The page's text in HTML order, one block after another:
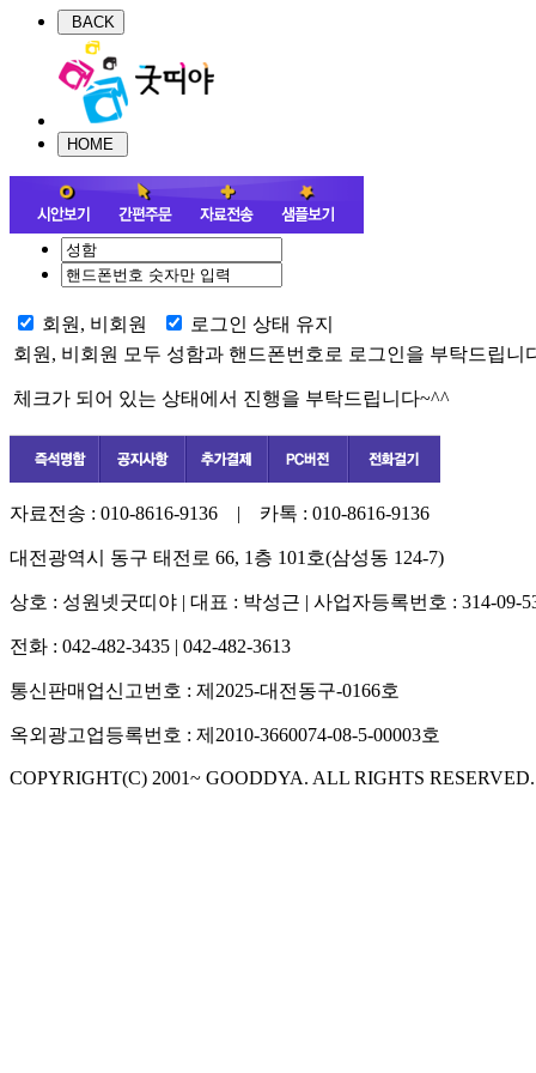
회원, 비회원
로그인 상태 유지
회원, 비회원 모두 성함과 핸드폰번호로 로그인을 부탁드립니
체크가 되어 있는 상태에서 진행을 부탁드립니다~^^
자료전송 : 010-8616-9136 | 카톡 : 010-8616-9136
대전광역시 동구 태전로 66, 1층 101호(삼성동 124-7)
상호 : 성원넷굿띠야 | 대표 : 박성근 | 사업자등록번호 : 314-09-
전화 : 042-482-3435 | 042-482-3613
통신판매업신고번호 : 제2025-대전동구-0166호
옥외광고업등록번호 : 제2010-3660074-08-5-00003호
COPYRIGHT(C) 2001~ GOODDYA. ALL RIGHTS RESERVED.